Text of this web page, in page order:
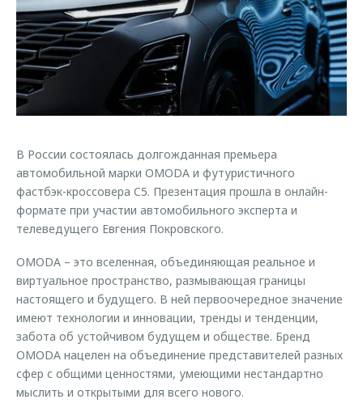
Страхование
Кредитный калькулятор
Аксессуары
Одежда и сувениры
Запчасти
Трейд-ин
Калькулятор трейд-ин
Клиентская поддержка
O&J Автоклуб
Клуб владельцев OMODA
Приложение O&J
Одежда и сувениры
Оригинальные аксессуары
Запчасти
Обратная связь
В России состоялась долгожданная премьера
автомобильной марки OMODA и футуристичного
фастбэк-кроссовера C5. Презентация прошла в онлайн-
формате при участии автомобильного эксперта и
телеведущего Евгения Покровского.
OMODA – это вселенная, объединяющая реальное и
виртуальное пространство, размывающая границы
настоящего и будущего. В ней первоочередное значение
имеют технологии и инновации, тренды и тенденции,
забота об устойчивом будущем и обществе. Бренд
OMODA нацелен на объединение представителей разных
сфер с общими ценностями, умеющими нестандартно
мыслить и открытыми для всего нового.